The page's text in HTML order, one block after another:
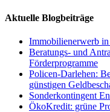
Aktuelle Blogbeiträge
Immobilienerwerb
Beratungs- und
Förderprogramme
Policen-Darlehen:
günstigen
Sonderkontingent
ÖkoKredit: grüne